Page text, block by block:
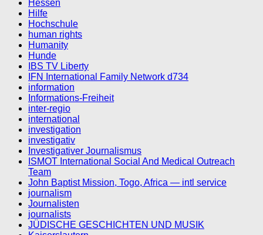
Hessen
Hilfe
Hochschule
human rights
Humanity
Hunde
IBS TV Liberty
IFN International Family Network d734
information
Informations-Freiheit
inter-regio
international
investigation
investigativ
Investigativer Journalismus
ISMOT International Social And Medical Outreach
Team
John Baptist Mission, Togo, Africa — intl service
journalism
Journalisten
journalists
JÜDISCHE GESCHICHTEN UND MUSIK